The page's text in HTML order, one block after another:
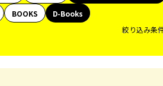
BOOKS
D-Books
絞り込み条